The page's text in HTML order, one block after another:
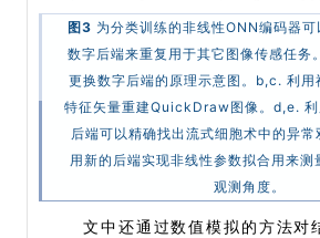
图3 为分类训练的非线性ONN编码器
数字后端来重复用于其它图像传感任务
更换数字后端的原理示意图。b,c. 利用
特征矢量重建QuickDraw图像。d,e. 利
后端可以精确找出流式细胞术中的异
用新的后端实现非线性参数拟合用来测
观测角度。
文中还通过数值模拟的方法对